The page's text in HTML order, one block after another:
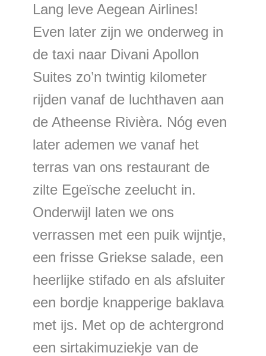
Lang leve Aegean Airlines!
Even later zijn we onderweg in
de taxi naar Divani Apollon
Suites zo’n twintig kilometer
rijden vanaf de luchthaven aan
de Atheense Rivièra. Nóg even
later ademen we vanaf het
terras van ons restaurant de
zilte Egeïsche zeelucht in.
Onderwijl laten we ons
verrassen met een puik wijntje,
een frisse Griekse salade, een
heerlijke stifado en als afsluiter
een bordje knapperige baklava
met ijs. Met op de achtergrond
een sirtakimuziekje van de